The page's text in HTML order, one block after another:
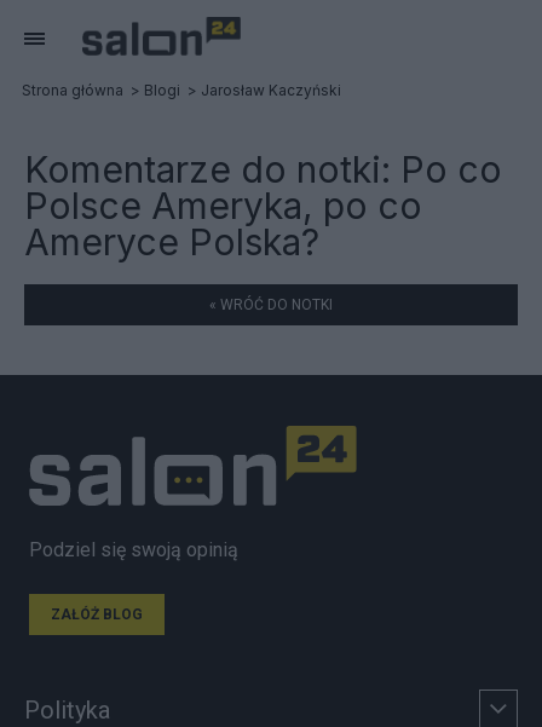
Strona główna Blogi Jarosław Kaczyński
Komentarze do notki: Po co
Polsce Ameryka, po co
Ameryce Polska?
« WRÓĆ DO NOTKI
Podziel się swoją opinią
ZAŁÓŻ BLOG
Polityka